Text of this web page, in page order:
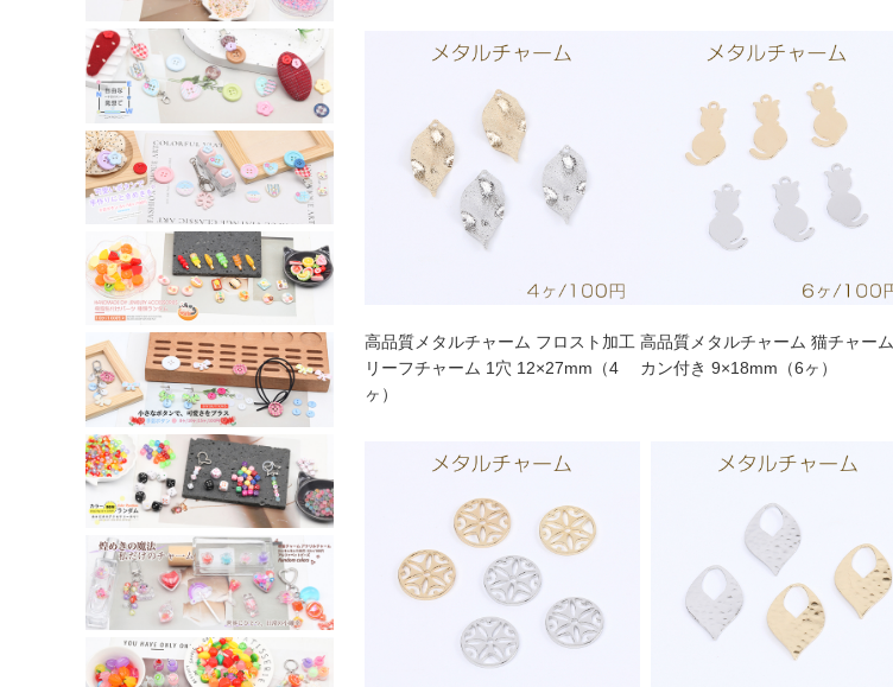
高品質メタルチャーム フロスト加工
リーフチャーム 1穴 12×27mm（4
ヶ）
高品質メタルチャーム 猫チャーム
カン付き 9×18mm（6ヶ）